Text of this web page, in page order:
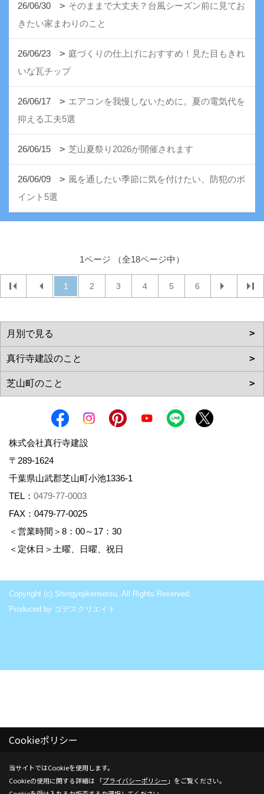
26/06/30
そのままで大丈夫？台風シーズン前に見てお
きたい家まわりのこと
26/06/23
庭づくりの仕上げにおすすめ！見た目もきれ
いな瓦チップ
26/06/17
エアコンを我慢しないために。夏の電気代を
抑える工夫5選
26/06/15 芝山夏祭り2026が開催されます
26/06/09
風を通したい季節に気を付けたい、防犯のポ
イント5選
1ページ （全18ページ中）
1 2 3 4 5 6
株式会社真行寺建設
〒289-1624
千葉県山武郡芝山町小池1336-1
TEL： 0479-77-0003
FAX：0479-77-0025
＜営業時間＞8：00～17：30
＜定休日＞土曜、日曜、祝日
Copyright (c) Shingyojikensetsu. All Rights Reserved.
Produced by ゴデスクリエイト
_
Cookieポリシー
当サイトではCookieを使用します。
Cookieの使用に関する詳細は 「プライバシーポリシー 」をご覧ください。